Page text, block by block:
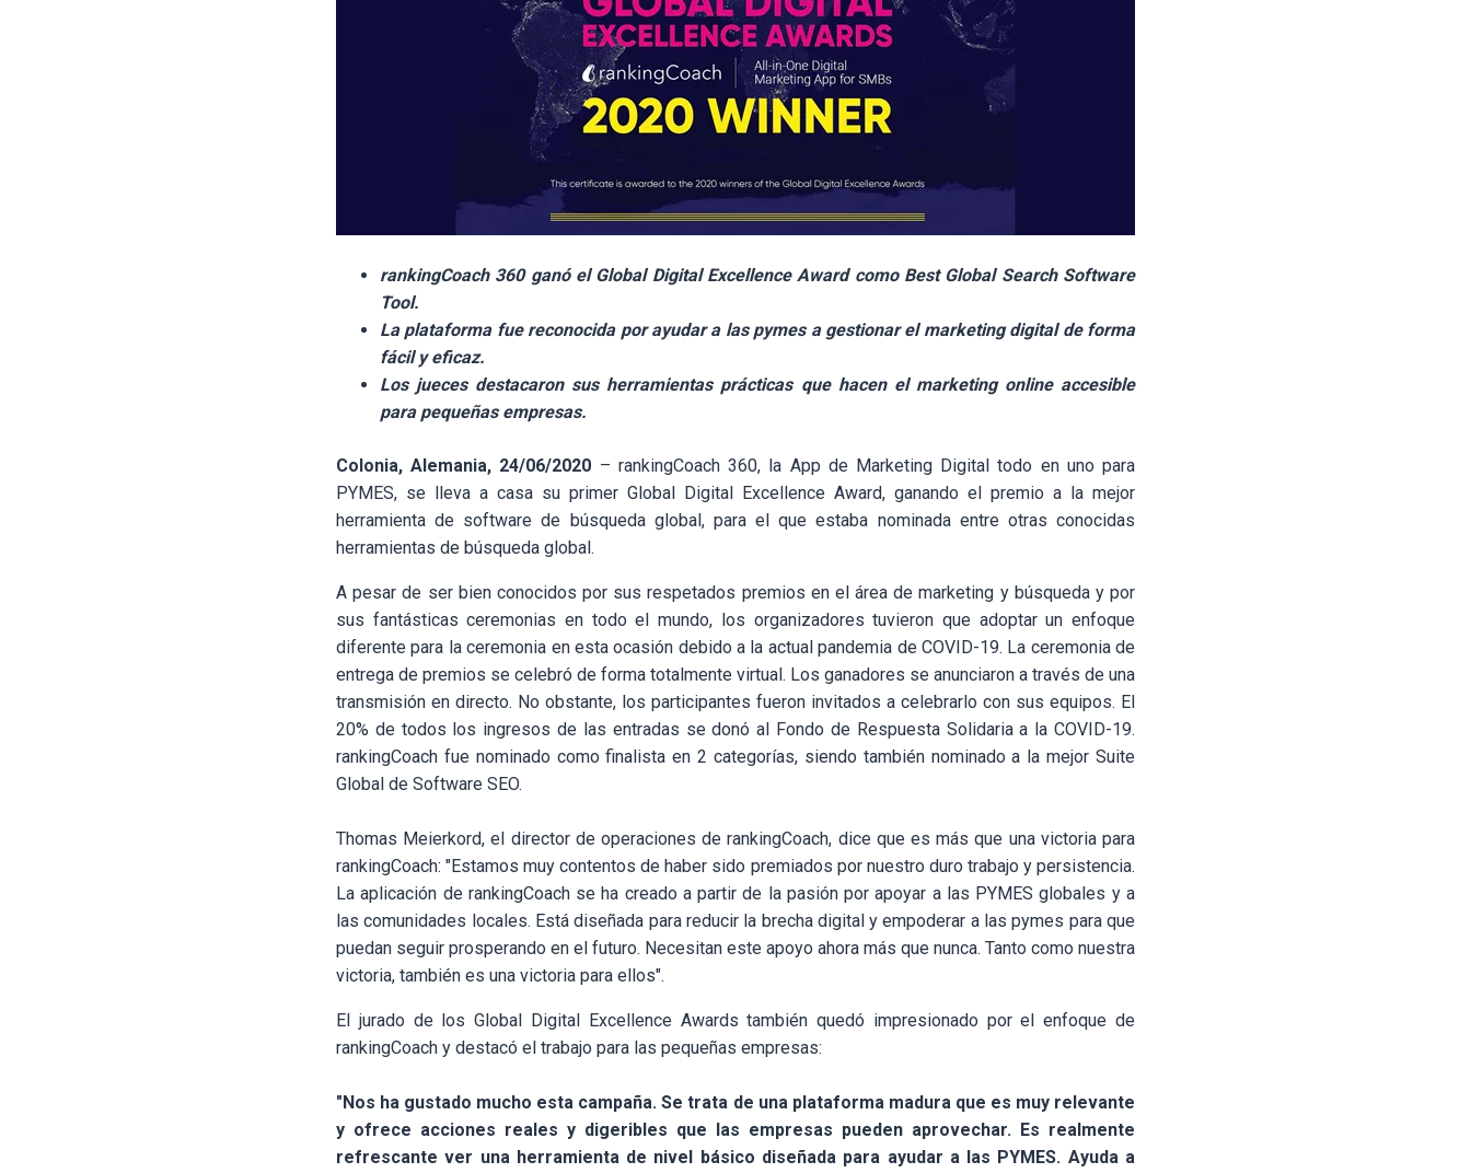
rankingCoach 360 ganó el Global Digital Excellence Award como Best Global Search Software
Tool.
La plataforma fue reconocida por ayudar a las pymes a gestionar el marketing digital de forma
fácil y eficaz.
Los jueces destacaron sus herramientas prácticas que hacen el marketing online accesible
para pequeñas empresas.
Colonia, Alemania, 24/06/2020 – rankingCoach 360, la App de Marketing Digital todo en uno para
PYMES, se lleva a casa su primer Global Digital Excellence Award, ganando el premio a la mejor
herramienta de software de búsqueda global, para el que estaba nominada entre otras conocidas
herramientas de búsqueda global.
A pesar de ser bien conocidos por sus respetados premios en el área de marketing y búsqueda y por
sus fantásticas ceremonias en todo el mundo, los organizadores tuvieron que adoptar un enfoque
diferente para la ceremonia en esta ocasión debido a la actual pandemia de COVID-19. La ceremonia de
entrega de premios se celebró de forma totalmente virtual. Los ganadores se anunciaron a través de una
transmisión en directo. No obstante, los participantes fueron invitados a celebrarlo con sus equipos. El
20% de todos los ingresos de las entradas se donó al Fondo de Respuesta Solidaria a la COVID-19.
rankingCoach fue nominado como finalista en 2 categorías, siendo también nominado a la mejor Suite
Global de Software SEO.
Thomas Meierkord, el director de operaciones de rankingCoach, dice que es más que una victoria para
rankingCoach: "Estamos muy contentos de haber sido premiados por nuestro duro trabajo y persistencia.
La aplicación de rankingCoach se ha creado a partir de la pasión por apoyar a las PYMES globales y a
las comunidades locales. Está diseñada para reducir la brecha digital y empoderar a las pymes para que
puedan seguir prosperando en el futuro. Necesitan este apoyo ahora más que nunca. Tanto como nuestra
victoria, también es una victoria para ellos".
El jurado de los Global Digital Excellence Awards también quedó impresionado por el enfoque de
rankingCoach y destacó el trabajo para las pequeñas empresas:
"Nos ha gustado mucho esta campaña. Se trata de una plataforma madura que es muy relevante
y ofrece acciones reales y digeribles que las empresas pueden aprovechar. Es realmente
refrescante ver una herramienta de nivel básico diseñada para ayudar a las PYMES. Ayuda a